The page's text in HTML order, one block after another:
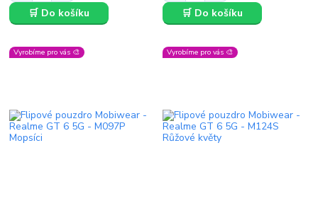
🛒 Do košíku 🛒 Do košíku
Vyrobíme pro vás 🎨 Vyrobíme pro vás 🎨